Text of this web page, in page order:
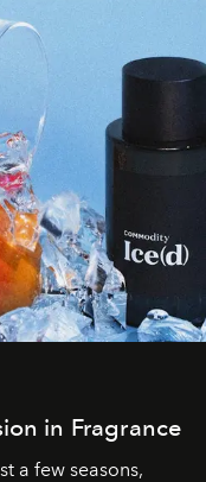
in Fragrance
a few seasons,